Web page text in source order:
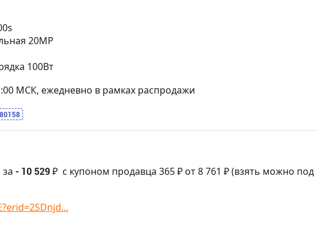
20MP
100Вт
МСК, ежедневно в рамках распродажи
- 10 529 ₽ с купоном продавца 365 ₽ от 8 761 ₽ (взять можно под